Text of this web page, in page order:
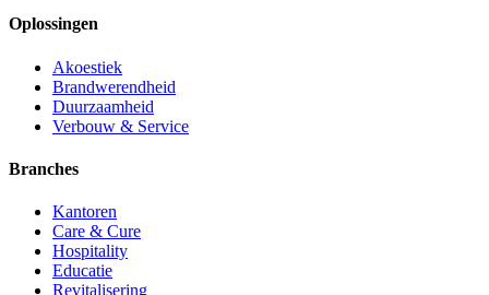
Oplossingen
Akoestiek
Brandwerendheid
Duurzaamheid
Verbouw & Service
Branches
Kantoren
Care & Cure
Hospitality
Educatie
Revitalisering